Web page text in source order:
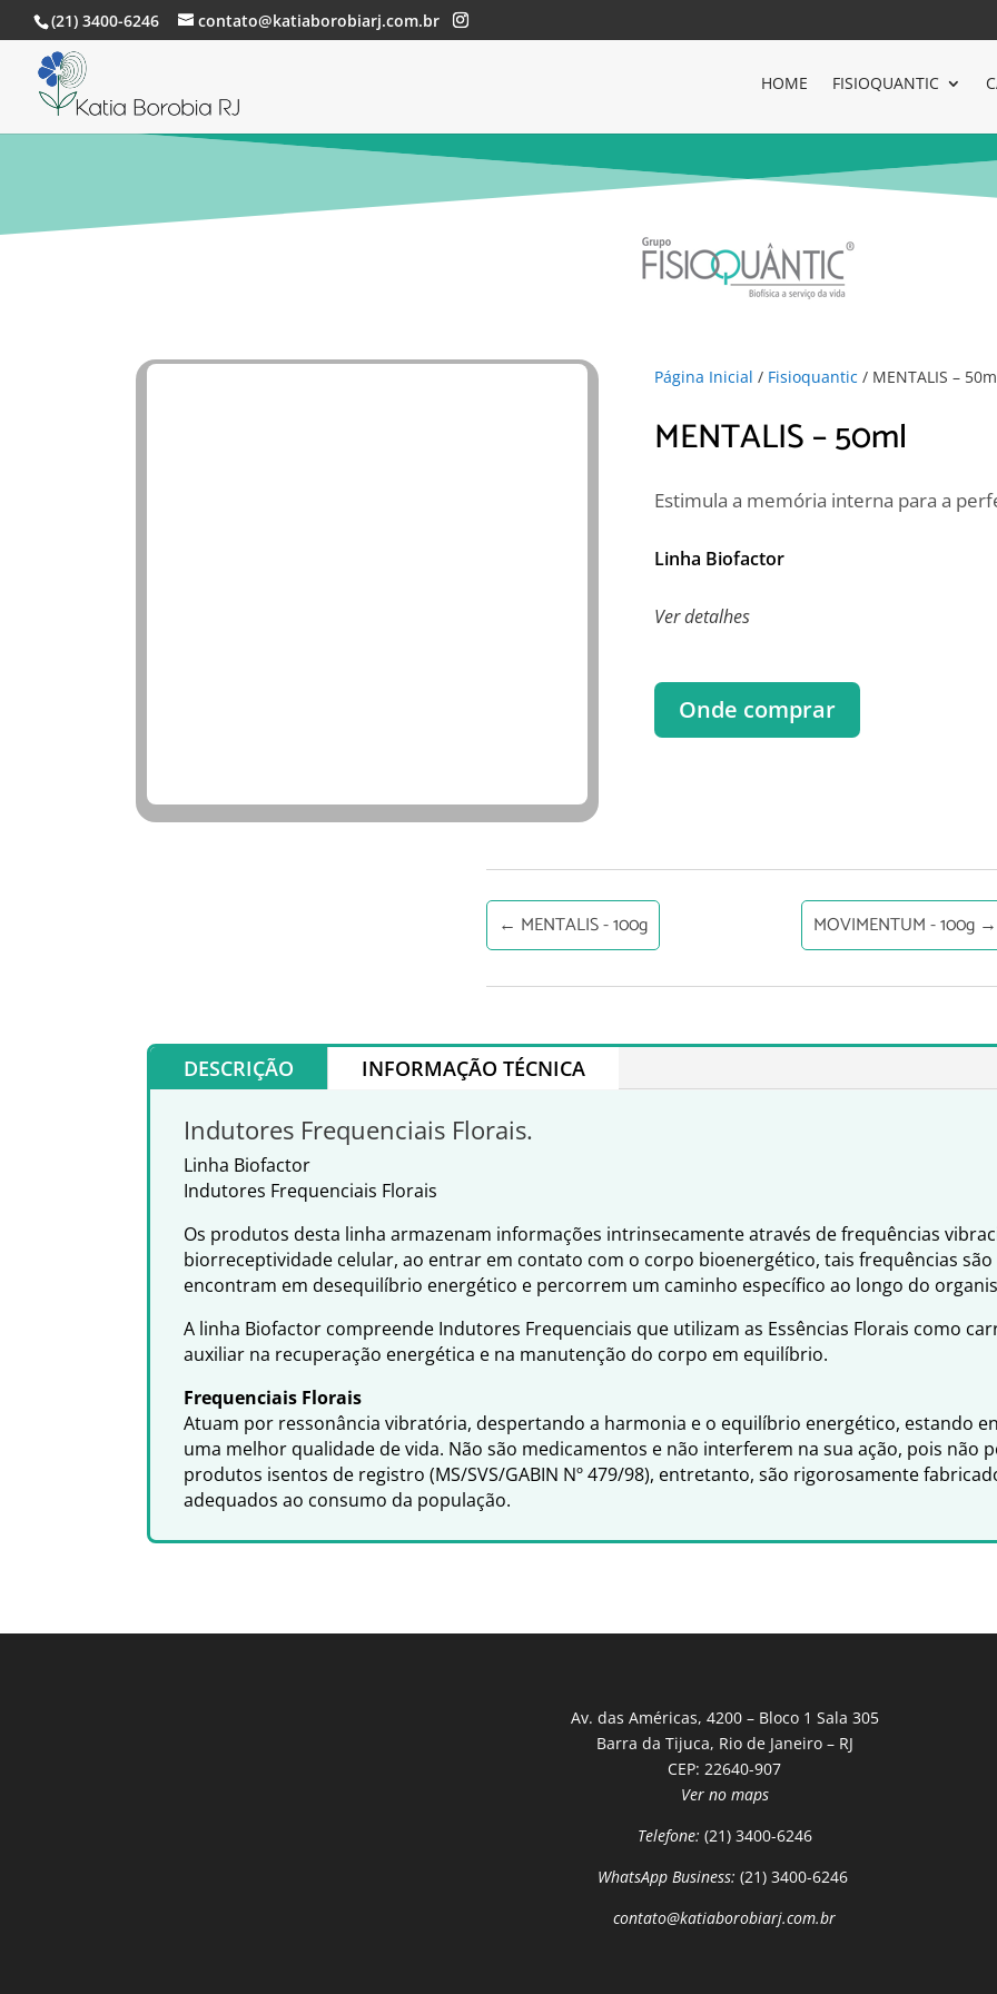
(21) 3400-6246 contato@katiaborobiarj.com.br
HOME FISIOQUANTIC
Página Inicial / Fisioquantic / MENTALIS –
MENTALIS – 50ml
Estimula a memória interna para a
Linha Biofactor
Ver detalhes
Onde comprar
← MENTALIS - 100g MOVIMENTUM - 100g →
DESCRIÇÃO INFORMAÇÃO TÉCNICA
Indutores Frequenciais Florais.
Linha Biofactor
Indutores Frequenciais Florais
Os produtos desta linha armazenam informações intrinsecamente através de frequências
biorreceptividade celular, ao entrar em contato com o corpo bioenergético, tais frequências
encontram em desequilíbrio energético e percorrem um caminho específico ao longo do
A linha Biofactor compreende Indutores Frequenciais que utilizam as Essências Florais como
auxiliar na recuperação energética e na manutenção do corpo em equilíbrio.
Frequenciais Florais
Atuam por ressonância vibratória, despertando a harmonia e o equilíbrio energético, estando
uma melhor qualidade de vida. Não são medicamentos e não interferem na sua ação, pois não
produtos isentos de registro (MS/SVS/GABIN Nº 479/98), entretanto, são rigorosamente
adequados ao consumo da população.
Av. das Américas, 4200 – Bloco 1 Sala 305
Barra da Tijuca, Rio de Janeiro – RJ
CEP: 22640-907
Ver no maps
Telefone: (21) 3400-6246
WhatsApp Business: (21) 3400-6246
contato@katiaborobiarj.com.br